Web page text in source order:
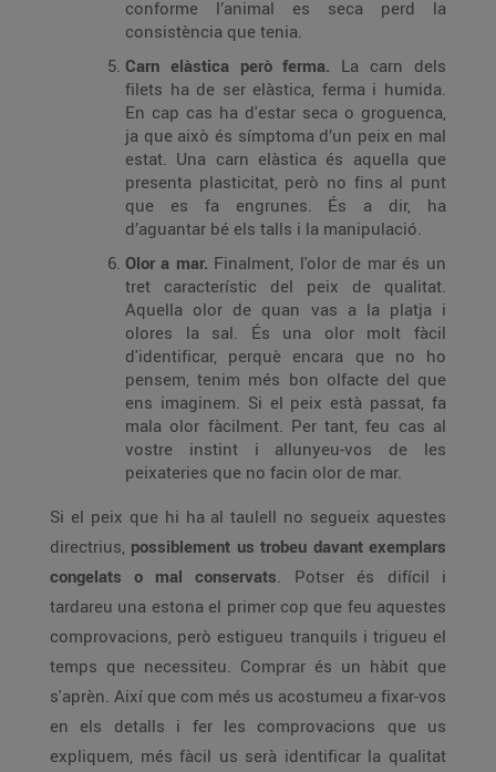
conforme l’animal es seca perd la
consistència que tenia.
Carn elàstica però ferma. La carn dels
filets ha de ser elàstica, ferma i humida.
En cap cas ha d'estar seca o groguenca,
ja que això és símptoma d’un peix en mal
estat. Una carn elàstica és aquella que
presenta plasticitat, però no fins al punt
que es fa engrunes. És a dir, ha
d’aguantar bé els talls i la manipulació.
Olor a mar. Finalment, l'olor de mar és un
tret característic del peix de qualitat.
Aquella olor de quan vas a la platja i
olores la sal. És una olor molt fàcil
d'identificar, perquè encara que no ho
pensem, tenim més bon olfacte del que
ens imaginem. Si el peix està passat, fa
mala olor fàcilment. Per tant, feu cas al
vostre instint i allunyeu-vos de les
peixateries que no facin olor de mar.
Si el peix que hi ha al taulell no segueix aquestes
directrius, possiblement us trobeu davant exemplars
congelats o mal conservats. Potser és difícil i
tardareu una estona el primer cop que feu aquestes
comprovacions, però estigueu tranquils i trigueu el
temps que necessiteu. Comprar és un hàbit que
s'aprèn. Així que com més us acostumeu a fixar-vos
en els detalls i fer les comprovacions que us
expliquem, més fàcil us serà identificar la qualitat